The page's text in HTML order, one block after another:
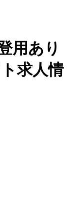
用あり
求人情